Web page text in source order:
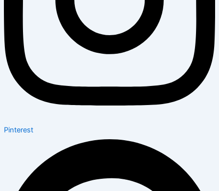
Pinterest